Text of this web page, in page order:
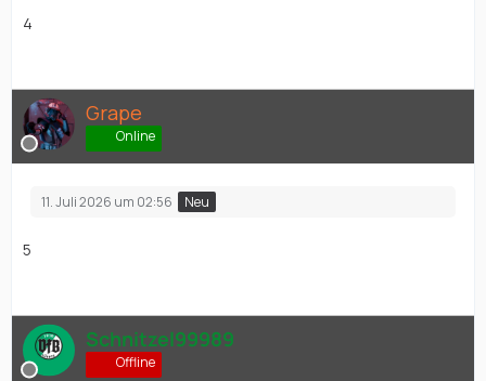
4
Grape
Online
11. Juli 2026 um 02:56 Neu
5
Schnitzel99989
Offline